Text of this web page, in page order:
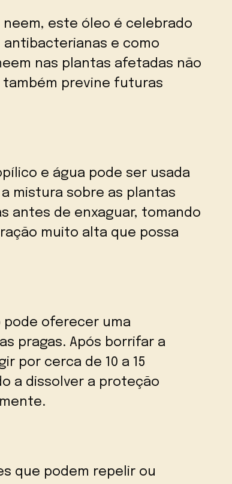
este óleo é celebrado
e como
nas plantas afetadas não
também previne futuras
e água pode ser usada
mistura sobre as plantas
antes de enxaguar, tomando
muito alta que possa
pode oferecer uma
pragas. Após borrifar a
por cerca de 10 a 15
a dissolver a proteção
que podem repelir ou